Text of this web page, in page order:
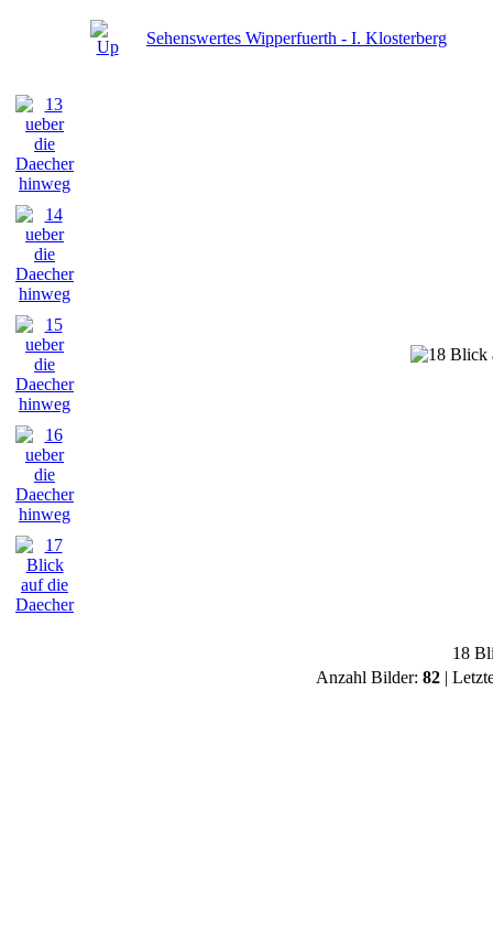
Sehenswertes Wipperfuerth - I. Klosterberg
18
Anzahl Bilder: 82|